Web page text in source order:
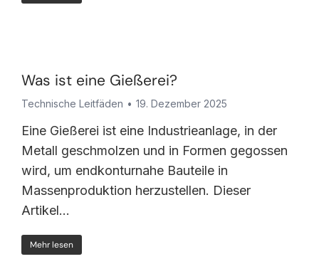
Was ist eine Gießerei?
Technische Leitfäden 19. Dezember 2025
Eine Gießerei ist eine Industrieanlage, in der
Metall geschmolzen und in Formen gegossen
wird, um endkonturnahe Bauteile in
Massenproduktion herzustellen. Dieser
Artikel...
Mehr lesen